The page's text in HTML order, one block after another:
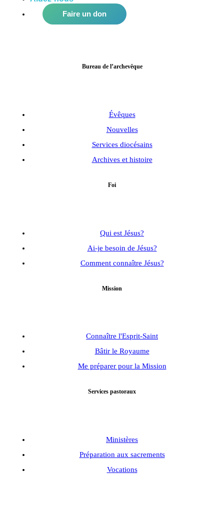
Faire un don
Bureau de l’archevêque
Évêques
Nouvelles
Services diocésains
Archives et histoire
Foi
Qui est Jésus?
Ai-je besoin de Jésus?
Comment connaître Jésus?
Mission
Connaître l'Esprit-Saint
Bâtir le Royaume
Me préparer pour la Mission
Services pastoraux
Ministères
Préparation aux sacrements
Vocations